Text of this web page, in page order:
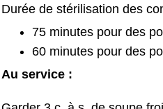
Durée de stérilisation des
75 minutes pour des
60 minutes pour des
Au service :